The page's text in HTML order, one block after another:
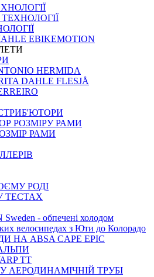
EBIKEMOTION
HERMIDA
DAHLE FLESJÅ
РОЗМIРУ РАМИ
РАМИ
РОДI
ТЕСТАХ
- обпечені холодом
велосипедах з Юти до Колорадо
НА ABSA CAPE EPIC
TT
АЕРОДИНАМІЧНІЙ ТРУБІ